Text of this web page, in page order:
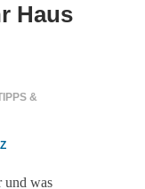
Haus
&
und was